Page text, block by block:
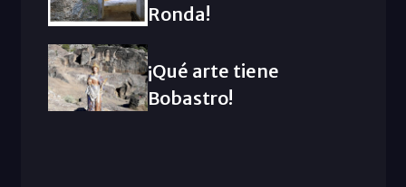
Ronda!
¡Qué arte tiene
Bobastro!